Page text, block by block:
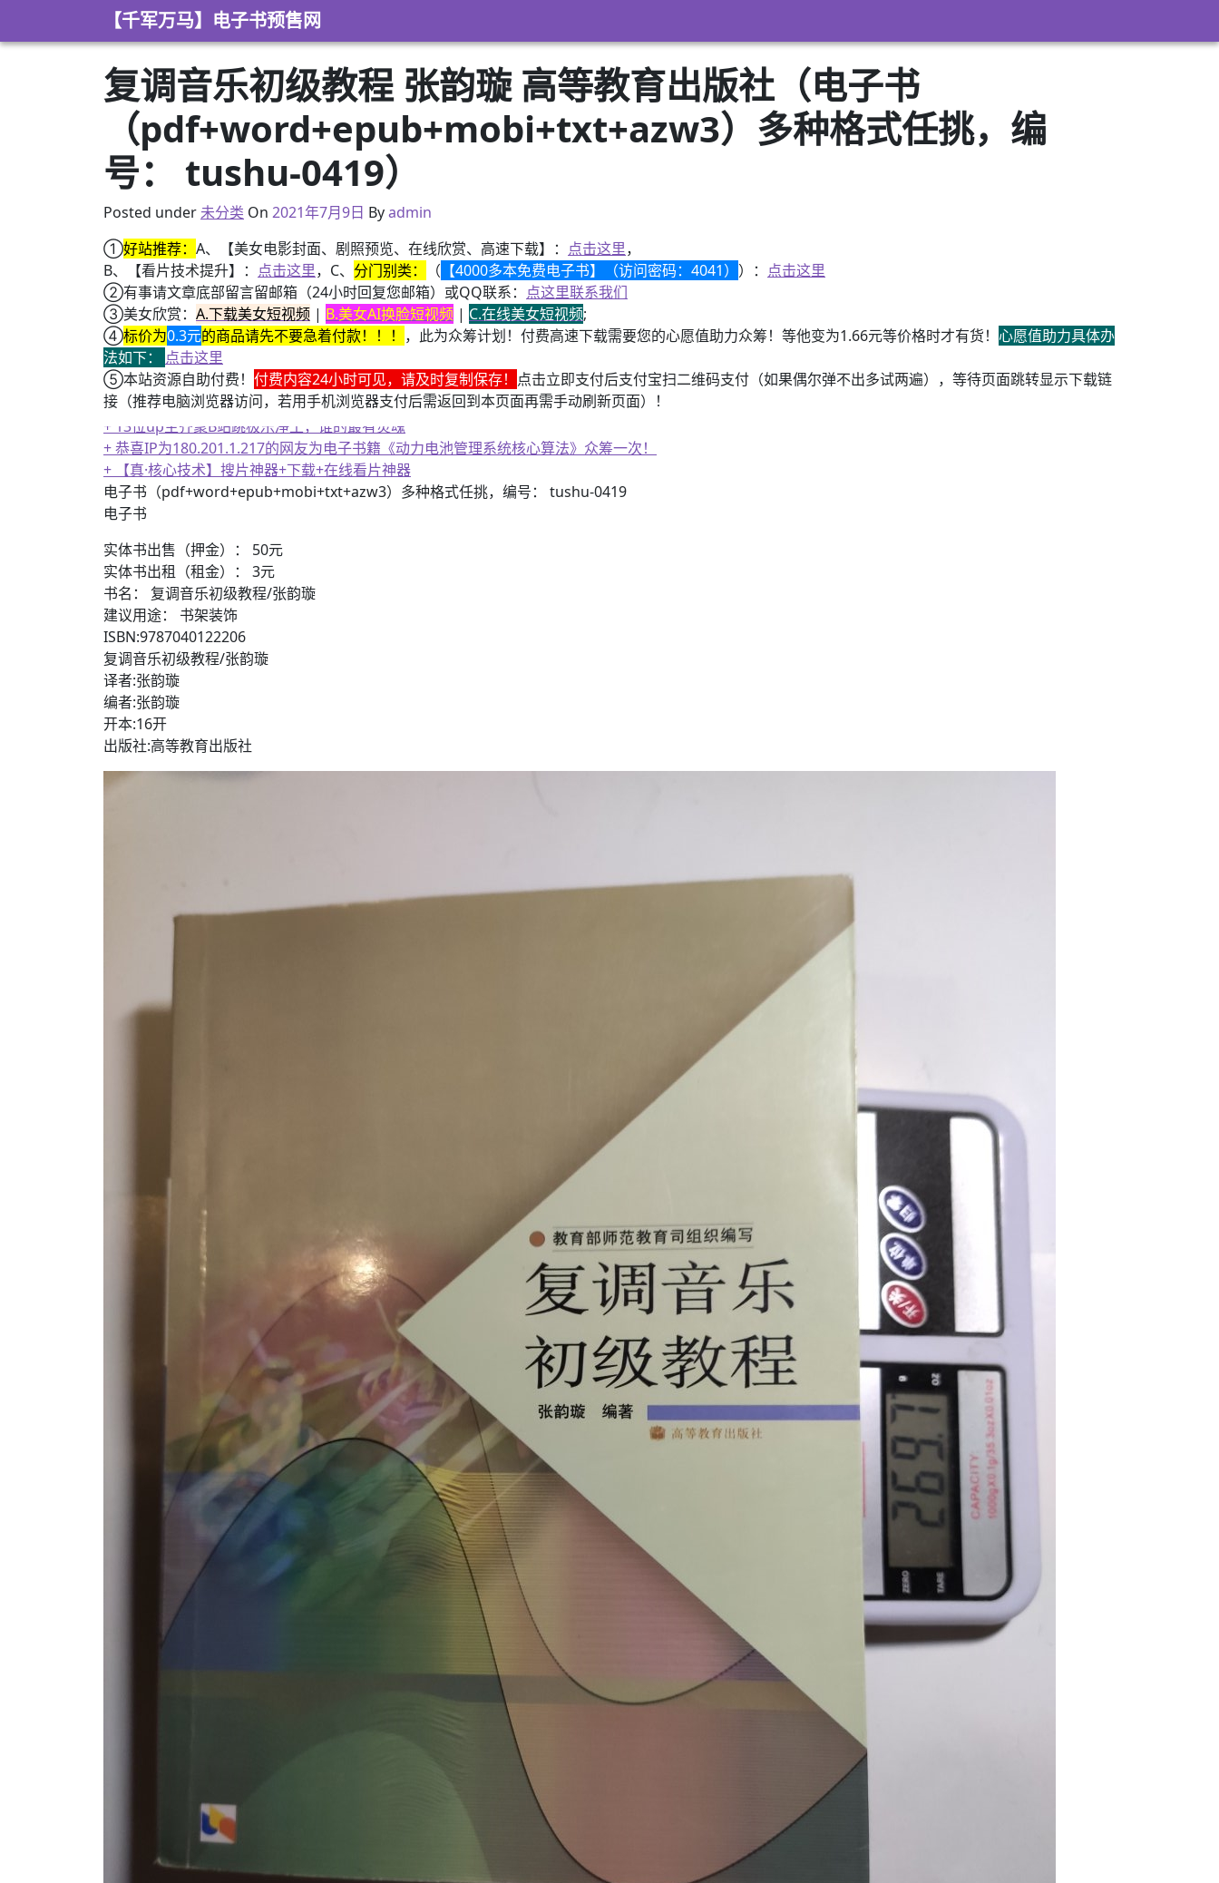
【千军万马】电子书预售网
复调音乐初级教程 张韵璇 高等教育出版社（电子书
（pdf+word+epub+mobi+txt+azw3）多种格式任挑，编
号： tushu-0419）
Posted under未分类 On 2021年3月8日
2021年7月9日 Byadmin
①好站推荐： A、【美女电影封面、剧照预览、在线欣赏、高速下载】： 点击这里，
B、【看片技术提升】： 点击这里，C、 分门别类： （ 【4000多本免费电子书】（访问密码：4041） ）： 点击这里
②有事请文章底部留言留邮箱（24小时回复您邮箱）或QQ联系： 点这里联系我们
③美女欣赏： A.下载美女短视频 | B.美女AI换脸短视频 | C.在线美女短视频;
④标价为0.3元的商品请先不要急着付款！！！ ，此为众筹计划！付费高速下载需要您的心愿值助力众筹！等他变为1.66元等价格时才有货！ 心愿值助力具体办
法如下： 点击这里
⑤本站资源自助付费！ 付费内容24小时可见，请及时复制保存！ 点击立即支付后支付宝扫二维码支付（如果偶尔弹不出多试两遍），等待页面跳转显示下载链
接（推荐电脑浏览器访问，若用手机浏览器支付后需返回到本页面再需手动刷新页面）！
+ 13位up主齐聚B站跳极乐净土，谁的最有灵魂
+ 恭喜IP为180.201.1.217的网友为电子书籍《动力电池管理系统核心算法》众筹一次！
+ 【真·核心技术】搜片神器+下载+在线看片神器
+ 恒星世界在暴力中诞生，也在暴力中消亡！《了解宇宙如何运行》
电子书（pdf+word+epub+mobi+txt+azw3）多种格式任挑，编号： tushu-0419
电子书
实体书出售（押金）： 50元
实体书出租（租金）： 3元
书名： 复调音乐初级教程/张韵璇
建议用途： 书架装饰
ISBN:9787040122206
复调音乐初级教程/张韵璇
译者:张韵璇
编者:张韵璇
开本:16开
出版社:高等教育出版社